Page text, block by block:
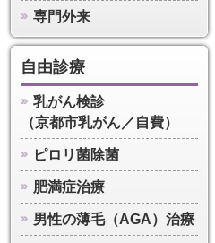
専門外来
自由診療
乳がん検診
（京都市乳がん／自費）
ピロリ菌除菌
肥満症治療
男性の薄毛（AGA）治療